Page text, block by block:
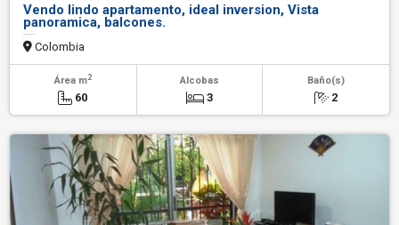
Vendo lindo apartamento, ideal inversion, Vista
panoramica, balcones.
Colombia
Área m2
60
Alcobas
3
Baño(s)
2